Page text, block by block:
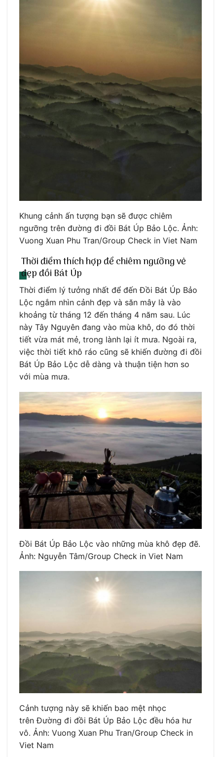
Khung cảnh ấn tượng bạn sẽ được chiêm
ngưỡng trên đường đi đồi Bát Úp Bảo Lộc. Ảnh:
Vuong Xuan Phu Tran/Group Check in Viet Nam
Thời điểm thích hợp để chiêm ngưỡng vẻ
đẹp đồi Bát Úp
Thời điểm lý tưởng nhất để đến Đồi Bát Úp Bảo
Lộc ngắm nhìn cảnh đẹp và săn mây là vào
khoảng từ tháng 12 đến tháng 4 năm sau. Lúc
này Tây Nguyên đang vào mùa khô, do đó thời
tiết vừa mát mẻ, trong lành lại ít mưa. Ngoài ra,
việc thời tiết khô ráo cũng sẽ khiến đường đi đồi
Bát Úp Bảo Lộc dễ dàng và thuận tiện hơn so
với mùa mưa.
Đồi Bát Úp Bảo Lộc vào những mùa khô đẹp đẽ.
Ảnh: Nguyễn Tâm/Group Check in Viet Nam
Cảnh tượng này sẽ khiến bao mệt nhọc
trên Đường đi đồi Bát Úp Bảo Lộc đều hóa hư
vô. Ảnh: Vuong Xuan Phu Tran/Group Check in
Viet Nam